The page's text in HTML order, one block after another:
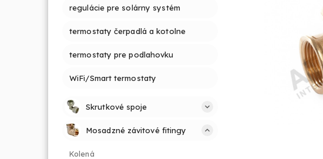
regulácie pre solárny systém
termostaty čerpadlá a kotolne
termostaty pre podlahovku
WiFi/Smart termostaty
Skrutkové spoje
Mosadzné závitové fitingy
Kolená